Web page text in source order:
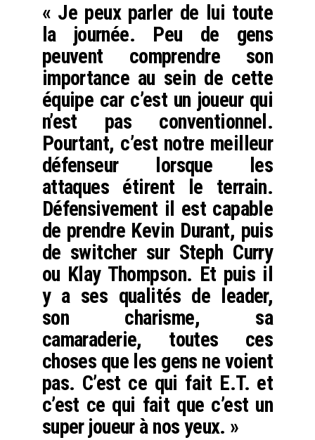
« Je peux parler de lui toute
la journée. Peu de gens
peuvent comprendre son
importance au sein de cette
équipe car c’est un joueur qui
n’est pas conventionnel.
Pourtant, c’est notre meilleur
défenseur lorsque les
attaques étirent le terrain.
Défensivement il est capable
de prendre Kevin Durant, puis
de switcher sur Steph Curry
ou Klay Thompson. Et puis il
y a ses qualités de leader,
son charisme, sa
camaraderie, toutes ces
choses que les gens ne voient
pas. C’est ce qui fait E.T. et
c’est ce qui fait que c’est un
super joueur à nos yeux. »